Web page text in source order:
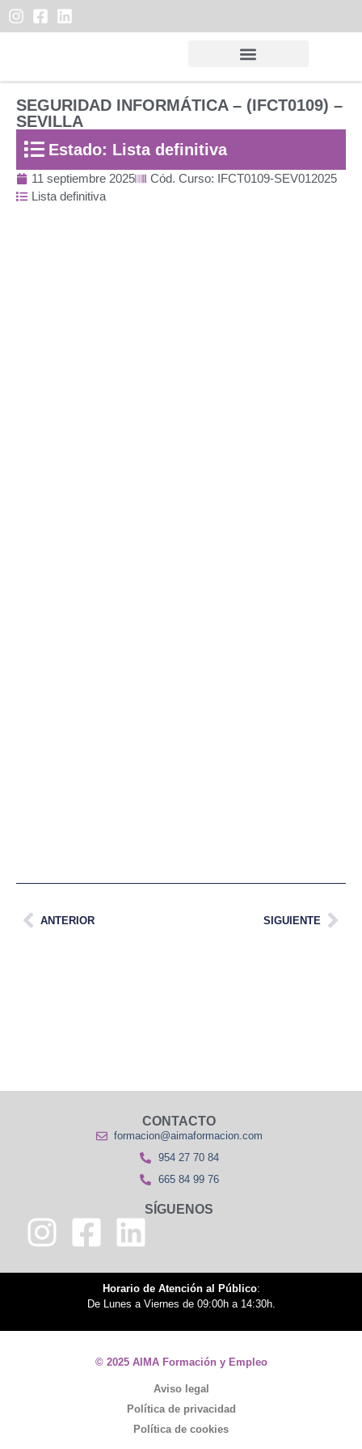
SEGURIDAD INFORMÁTICA – (IFCT0109) –
SEVILLA
Estado: Lista definitiva
11 septiembre 2025
Cód. Curso: IFCT0109-SEV012025
Lista definitiva
ANTERIOR SIGUIENTE
CONTACTO
formacion@aimaformacion.com
954 27 70 84
665 84 99 76
SÍGUENOS
Horario de Atención al Público:
De Lunes a Viernes de 09:00h a 14:30h.
© 2025 AIMA Formación y Empleo
Aviso legal
Política de privacidad
Política de cookies